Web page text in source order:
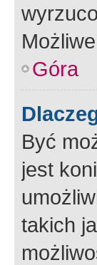
Góra
Być
jest
takich